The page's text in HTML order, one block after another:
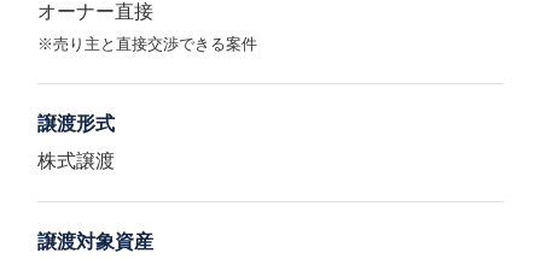
オーナー直接
※売り主と直接交渉できる案件
譲渡形式
株式譲渡
譲渡対象資産